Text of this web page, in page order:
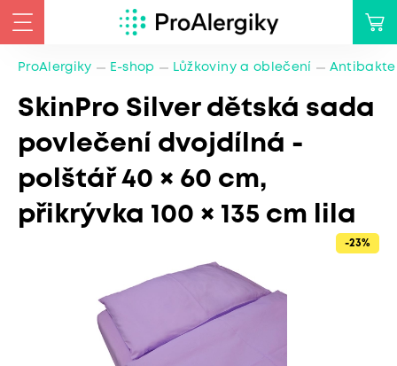
ProAlergiky E-shop Lůžkoviny a oblečení
SkinPro Silver dětská sada
povlečení dvojdílná -
polštář 40 × 60 cm,
přikrývka 100 × 135 cm lila
-23%